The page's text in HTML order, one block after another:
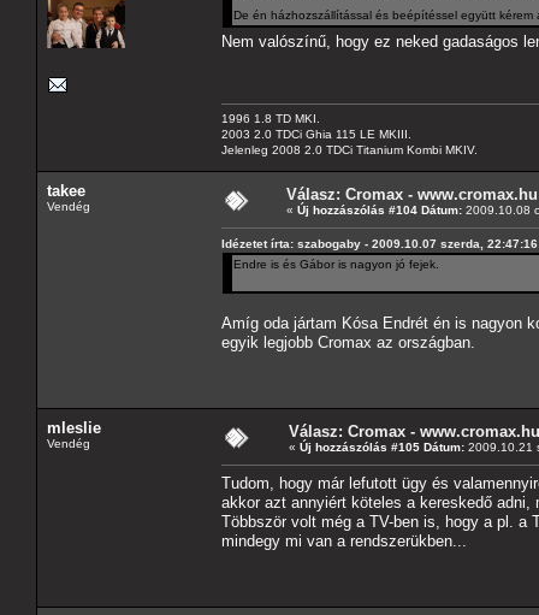
De én házhozszállítással és beépítéssel együtt
Nem valószínű, hogy ez neked gadaságos
1996 1.8 TD MKI.
2003 2.0 TDCi Ghia 115 LE MKIII.
Jelenleg 2008 2.0 TDCi Titanium Kombi MKIV.
takee
Vendég
Válasz: Cromax - www.cromax.hu
« Új hozzászólás #104 Dátum: 2009.10.08
Idézetet írta: szabogaby - 2009.10.07 szerda, 22:47:16
Endre is és Gábor is nagyon jó fejek.
Amíg oda jártam Kósa Endrét én is nagyon
egyik legjobb Cromax az országban.
mleslie
Vendég
Válasz: Cromax - www.cromax.hu
« Új hozzászólás #105 Dátum: 2009.10.21
Tudom, hogy már lefutott ügy és
akkor azt annyiért köteles a kereskedő
Többször volt még a TV-ben is, hogy a pl. a
mindegy mi van a rendszerükben...